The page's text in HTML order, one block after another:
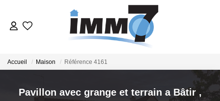
Accueil Maison Référence 4161
Pavillon avec grange et terrain a Bâtir ,